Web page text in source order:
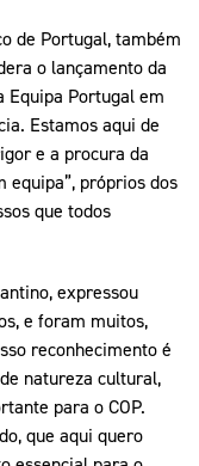
de Portugal, também
o lançamento da
Equipa Portugal em
Estamos aqui de
e a procura da
equipa”, próprios dos
que todos
expressou
e foram muitos,
reconhecimento é
natureza cultural,
para o COP.
que aqui quero